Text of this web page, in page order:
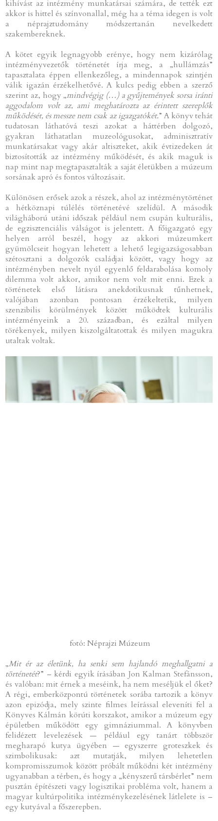
kihívást az intézmény munkatársai számára, de tették ezt
akkor is hittel és színvonallal, még ha a téma idegen is volt
a néprajztudomány módszertanán nevelkedett
szakembereknek.
A kötet egyik legnagyobb erénye, hogy nem kizárólag
intézményvezetők történetét írja meg, a „hullámzás”
tapasztalata éppen ellenkezőleg, a mindennapok szintjén
válik igazán érzékelhetővé. A kulcs pedig ebben a szerző
szerint az, hogy „mindvégig (…) a gyűjtemények sorsa iránti
aggodalom volt az, ami meghatározta az érintett szereplők
működését, és messze nem csak az igazgatókét.” A könyv tehát
tudatosan láthatóvá teszi azokat a háttérben dolgozó,
gyakran láthatatlan muzeológusokat, adminisztratív
munkatársakat vagy akár altiszteket, akik évtizedeken át
biztosították az intézmény működését, és akik maguk is
nap mint nap megtapasztalták a saját életükben a múzeum
sorsának apró és fontos változásait.
Különösen erősek azok a részek, ahol az intézménytörténet
a hétköznapi túlélés történetévé szelídül. A második
világháború utáni időszak például nem csupán kulturális,
de egzisztenciális válságot is jelentett. A főigazgató egy
helyen arról beszél, hogy az akkori múzeumkert
gyümölcseit hogyan lehetett a lehető legigazságosabban
szétosztani a dolgozók családjai között, vagy hogy az
intézményben nevelt nyúl egyenlő feldarabolása komoly
dilemma volt akkor, amikor nem volt mit enni. Ezek a
történetek első látásra anekdotikusnak tűnhetnek,
valójában azonban pontosan érzékeltetik, milyen
szenzibilis körülmények között működtek kulturális
intézményeink a 20. században, és ezáltal milyen
törékenyek, milyen kiszolgáltatottak és milyen magukra
utaltak voltak.
fotó: Néprajzi Múzeum
„Mit ér az életünk, ha senki sem hajlandó meghallgatni a
történetét?” – kérdi egyik írásában Jon Kalman Stefánsson,
és valóban: mit érnek a meséink, ha nem meséljük el őket?
A régi, emberközpontú történetek sorába tartozik a könyv
azon epizódja, mely szinte filmes leírással eleveníti fel a
Könyves Kálmán körúti korszakot, amikor a múzeum egy
épületben működött egy gimnáziummal. A könyvben
felidézett levelezések — például egy tanárt többször
megharapó kutya ügyében — egyszerre groteszkek és
szimbolikusak: azt mutatják, milyen lehetetlen
kompromisszumok között próbált működni két intézmény
ugyanabban a térben, és hogy a „kényszerű társbérlet” nem
pusztán építészeti vagy logisztikai probléma volt, hanem a
magyar kultúrpolitika intézménykezelésének látlelete is –
egy kutyával a főszerepben.